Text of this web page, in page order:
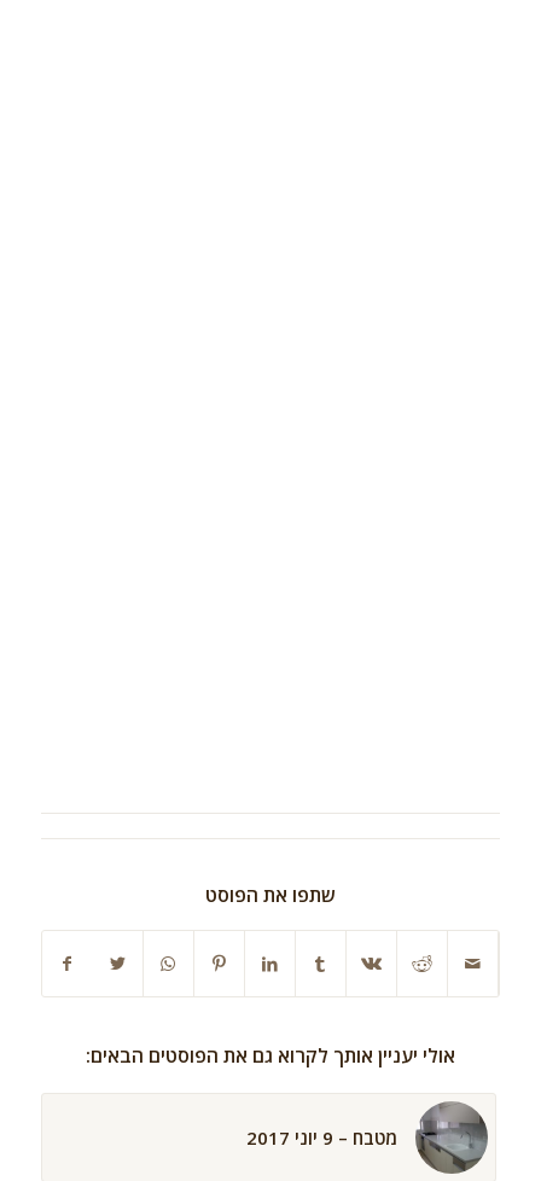
שתפו את הפוסט
אולי יעניין אותך לקרוא גם את הפוסטים הבאים:
מטבח – 9 יוני 2017